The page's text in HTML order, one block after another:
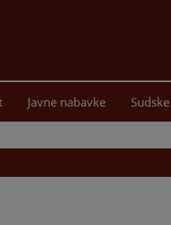
Javne nabavke